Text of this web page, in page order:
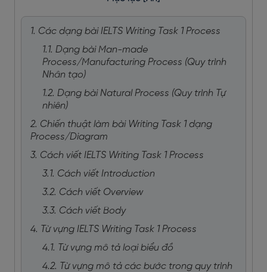
1. Các dạng bài IELTS Writing Task 1 Process
1.1. Dạng bài Man-made
Process/Manufacturing Process (Quy trình
Nhân tạo)
1.2. Dạng bài Natural Process (Quy trình Tự
nhiên)
2. Chiến thuật làm bài Writing Task 1 dạng
Process/Diagram
3. Cách viết IELTS Writing Task 1 Process
3.1. Cách viết Introduction
3.2. Cách viết Overview
3.3. Cách viết Body
4. Từ vựng IELTS Writing Task 1 Process
4.1. Từ vựng mô tả loại biểu đồ
4.2. Từ vựng mô tả các bước trong quy trình